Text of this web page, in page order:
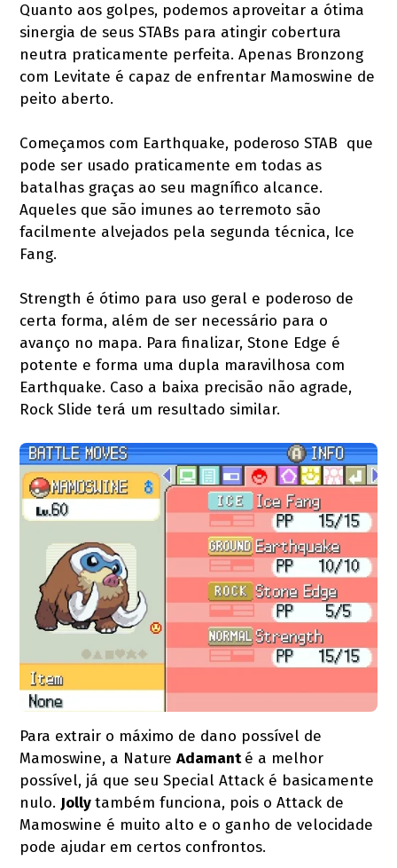
Quanto aos golpes, podemos aproveitar a ótima
sinergia de seus STABs para atingir cobertura
neutra praticamente perfeita. Apenas Bronzong
com Levitate é capaz de enfrentar Mamoswine de
peito aberto.
Começamos com Earthquake, poderoso STAB que
pode ser usado praticamente em todas as
batalhas graças ao seu magnífico alcance.
Aqueles que são imunes ao terremoto são
facilmente alvejados pela segunda técnica, Ice
Fang.
Strength é ótimo para uso geral e poderoso de
certa forma, além de ser necessário para o
avanço no mapa. Para finalizar, Stone Edge é
potente e forma uma dupla maravilhosa com
Earthquake. Caso a baixa precisão não agrade,
Rock Slide terá um resultado similar.
Para extrair o máximo de dano possível de
Mamoswine, a NatureAdamanté a melhor
possível, já que seu Special Attack é basicamente
nulo. Jollytambém funciona, pois o Attack de
Mamoswine é muito alto e o ganho de velocidade
pode ajudar em certos confrontos.